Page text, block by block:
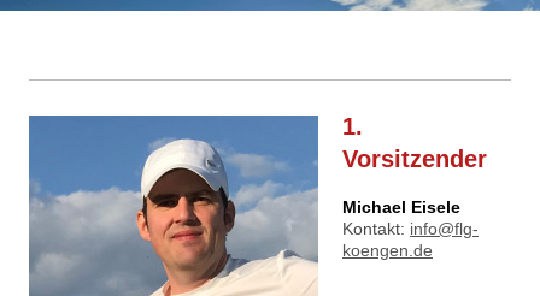
1.
Vorsitzender
Michael Eisele
Kontakt: info@flg-
koengen.de